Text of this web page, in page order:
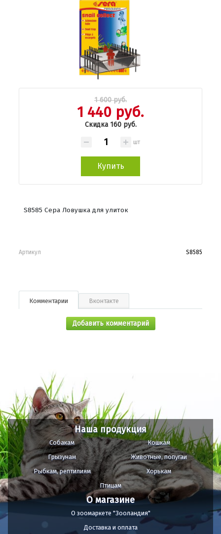
1 600 руб.
1 440 руб.
Скидка 160 руб.
шт
Купить
S8585 Сера Ловушка для улиток
Артикул S8585
Комментарии Вконтакте
Добавить комментарий
Наша продукция
Собакам
Кошкам
Грызунам
Животные, попугаи
Рыбкам, рептилиям
Хорькам
Птицам
О магазине
О зоомаркете "Зооландия"
Доставка и оплата